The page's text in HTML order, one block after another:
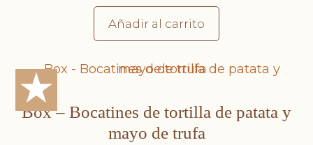
Añadir al carrito
★
Box – Bocatines de tortilla de patata y
mayo de trufa